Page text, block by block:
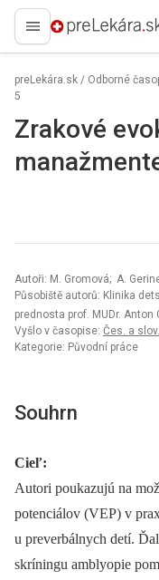
preLekára.sk
preLekára.sk / Odborné
5
Zrakové
Autoři: M. Gromová; A.
Působiště autorů: Klinika
prednosta prof. MUDr. Anton
Vyšlo v časopise: Čes. a
Kategorie: Původní práce
Souhrn
Cieľ:
Autori poukazujú na
potenciálov (VEP) v
u preverbálnych detí.
skríningu amblyopie